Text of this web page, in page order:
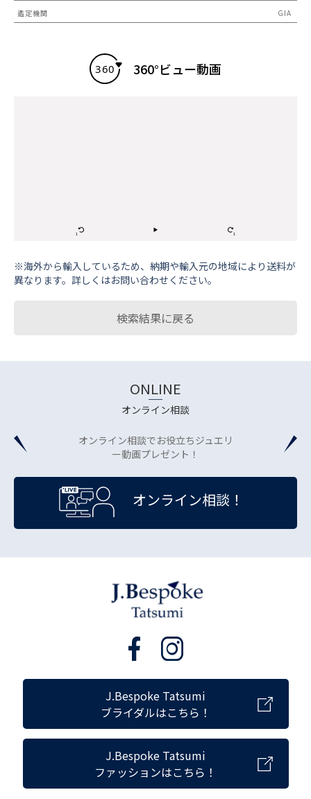
鑑定機関 GIA
360°ビュー動画
※海外から輸⼊しているため、納期や輸⼊元の地域により送料が
異なります。詳しくはお問い合わせください。
検索結果に戻る
ONLINE
オンライン相談
オンライン相談でお役立ちジュエリ
ー動画プレゼント！
オンライン相談！
J.Bespoke Tatsumi
ブライダルはこちら！
J.Bespoke Tatsumi
ファッションはこちら！